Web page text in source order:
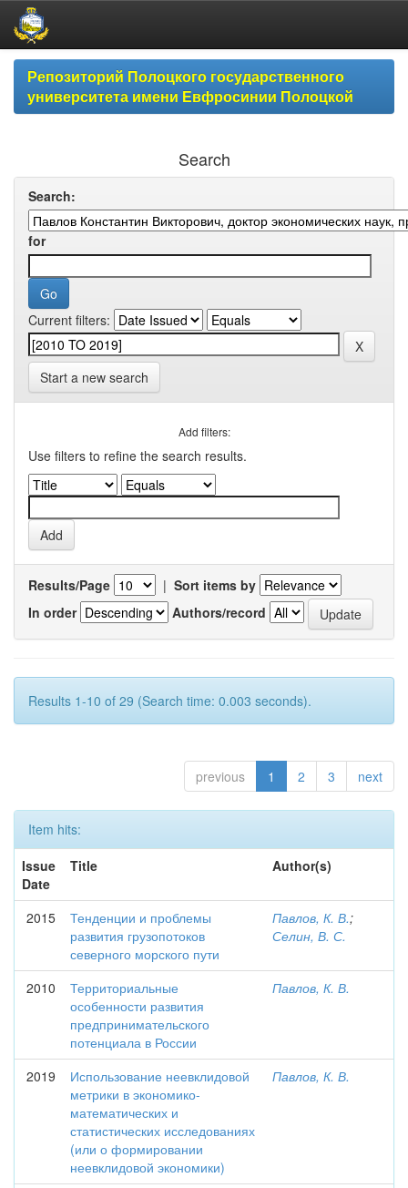
Skip
navigationРепозиторий Полоцкого государственного
университета имени Евфросинии Полоцкой
Search
Search:
for
Current filters:
Start a new search
Add filters:
Use filters to refine the search results.
Results/Page | Sort items by
In order
Authors/record
Results 1-10 of 29 (Search time: 0.003 seconds).
previous 1 2 3 next
Item hits:
Issue
Date
Title Author(s)
2015
Тенденции и проблемы
развития грузопотоков
северного морского пути
Павлов, К. В.;
Селин, В. С.
2010
Территориальные
особенности развития
предпринимательского
потенциала в России
Павлов, К. В.
2019
Использование неевклидовой
метрики в экономико-
математических и
статистических исследованиях
(или о формировании
неевклидовой экономики)
Павлов, К. В.